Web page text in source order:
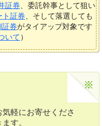
証券 、委託幹事として狙い
ト証券 、そして落選しても
証券がタイアップ対象です
いて ）
軽にお寄せくださ
す。